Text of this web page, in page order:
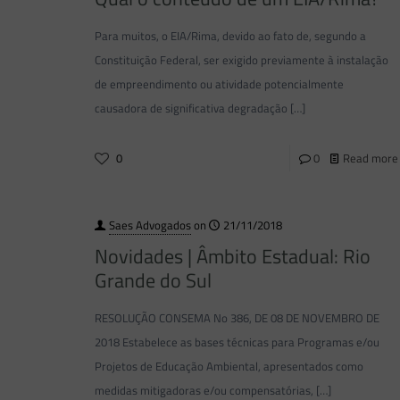
Para muitos, o EIA/Rima, devido ao fato de, segundo a
Constituição Federal, ser exigido previamente à instalação
de empreendimento ou atividade potencialmente
causadora de significativa degradação […]
0 0 Read more
Saes Advogadoson 21/11/2018
Novidades | Âmbito Estadual: Rio
Grande do Sul
RESOLUÇÃO CONSEMA No 386, DE 08 DE NOVEMBRO DE
2018 Estabelece as bases técnicas para Programas e/ou
Projetos de Educação Ambiental, apresentados como
medidas mitigadoras e/ou compensatórias, […]